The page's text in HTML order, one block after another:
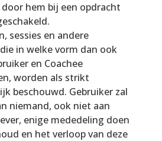
hem bij een opdracht
sessies en andere
in welke vorm dan ook
en Coachee
worden als strikt
beschouwd. Gebruiker zal
niemand, ook niet aan
enige mededeling doen
en het verloop van deze